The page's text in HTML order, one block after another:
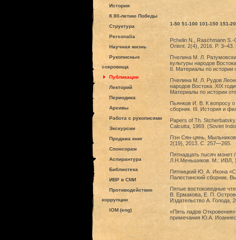
История
К 80-летию Победы
Структура
Personalia
Научная жизнь
Рукописные
сокровища
Публикации
Лекторий
Периодика
Архивы
Работа с рукописями
Экскурсии
Продажа книг
Спонсорам
Аспирантура
Библиотека
ИВР в СМИ
Противодействие
коррупции
IOM (eng)
1-50 51-100 101-150 151-
Pchelin N., Raschmann
Orient. 2(4), 2016. P. 3–43.
Пчелина М. Л.
культуры народов
II. Материалы по истории
Пчелина М. Л. Рудов
народов Востока. XIX
Материалы по истории
Пьянков И. В. К вопросу
сборник. III. История и
Papers of Th.
Calcutta, 1969. (Soviet
Пэн Сян-цянь,
2(19), 2013. С. 257—265.
Пятнадцать тысяч монет
Л.Н.Меньшиков. М.: ИВЛ,
Пятницкий Ю. А. Икона
Палестинский сборник.
Пятые востоковедные
В. Ермакова, Е. П.
Издательство А. Голода,
«Пять ладов
примечания Ю.А.